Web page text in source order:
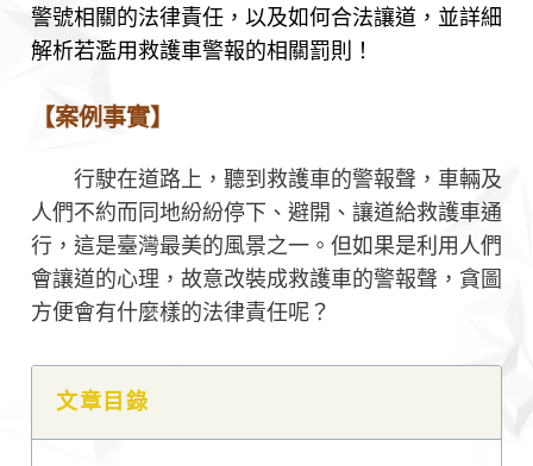
警號相關的法律責任，以及如何合法讓道，並詳細
解析若濫用救護車警報的相關罰則！
【案例事實】
行駛在道路上，聽到救護車的警報聲，車輛及
人們不約而同地紛紛停下、避開、讓道給救護車通
行，這是臺灣最美的風景之一。但如果是利用人們
會讓道的心理，故意改裝成救護車的警報聲，貪圖
方便會有什麼樣的法律責任呢？
文章目錄